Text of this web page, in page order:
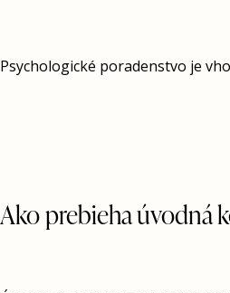
Psychologické poradenstvo je
Ako prebieha úvodná